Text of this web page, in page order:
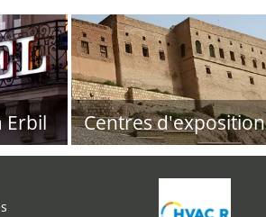
Erbil Centres d'exposition